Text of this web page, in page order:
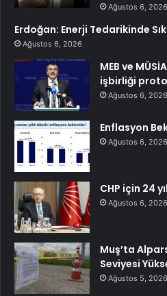
Ağustos 6, 2026
Erdoğan: Enerji Tedarikinde
Ağustos 6, 2026
MEB ve
işbirliği
Ağustos 6, 2026
Enflasyon
Ağustos 6, 2026
CHP için 24
Ağustos 6, 2026
Muş’ta
Seviyesi
Ağustos 5, 2026